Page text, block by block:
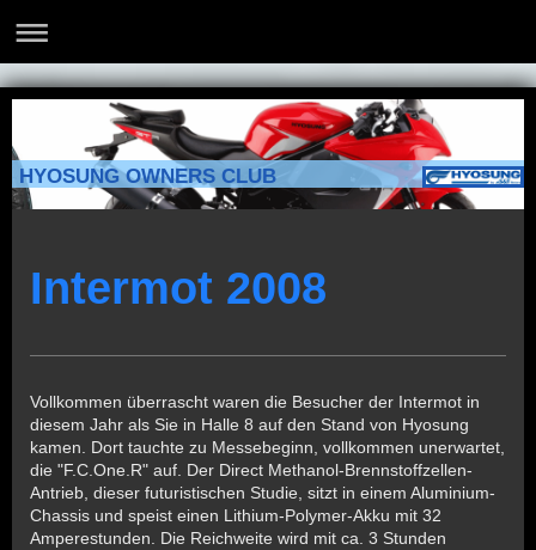
HYOSUNG OWNERS CLUB
Intermot 2008
Vollkommen überrascht waren die Besucher der Intermot in
diesem Jahr als Sie in Halle 8 auf den Stand von Hyosung
kamen. Dort tauchte zu Messebeginn, vollkommen unerwartet,
die "F.C.One.R" auf. Der Direct Methanol-Brennstoffzellen-
Antrieb, dieser futuristischen Studie, sitzt in einem Aluminium-
Chassis und speist einen Lithium-Polymer-Akku mit 32
Amperestunden. Die Reichweite wird mit ca. 3 Stunden